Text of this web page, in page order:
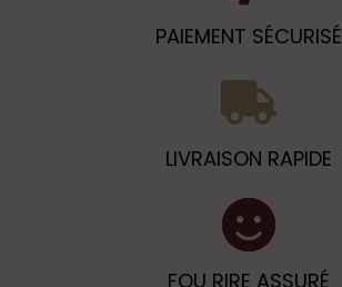
PAIEMENT SÉCURISÉ
LIVRAISON RAPIDE
FOU RIRE ASSURÉ